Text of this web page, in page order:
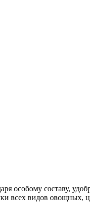
особому составу,
всех видов овощных,